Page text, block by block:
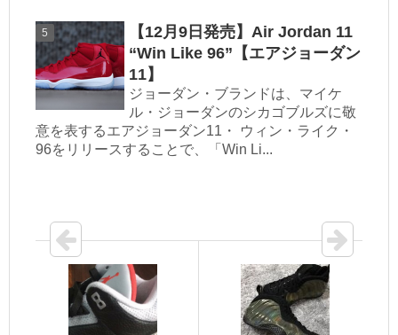
【12月9日発売】Air Jordan 11
“Win Like 96”【エアジョーダン
11】
ジョーダン・ブランドは、マイケ
ル・ジョーダンのシカゴブルズに敬
意を表するエアジョーダン11・ ウィン・ライク・
96をリリースすることで、「Win Li...